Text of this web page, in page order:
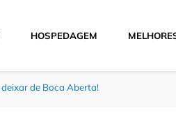
HOSPEDAGEM
de Boca Aberta!